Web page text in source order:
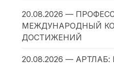
20.08.2026 —
МЕЖДУНАРОДНЫЙ
ДОСТИЖЕНИЙ
20.08.2026 —